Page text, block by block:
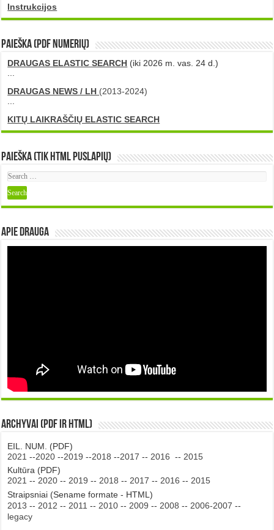
Instrukcijos
PAIEŠKA (PDF numerių)
DRAUGAS ELASTIC SEARCH (iki 2026 m. vas. 24 d.)
DRAUGAS NEWS / LH (2013-2024)
KITŲ LAIKRAŠČIŲ ELASTIC SEARCH
Paieška (tik HTML puslapių)
Apie DRAUGA
Archyvai (PDF ir HTML)
EIL. NUM. (PDF)
2021 --2020 --2019 --2018 --2017 -- 2016 -- 2015
Kultūra (PDF)
2021 -- 2020 -- 2019 -- 2018 -- 2017 -- 2016 -- 2015
Straipsniai (Sename formate - HTML)
2013 -- 2012 -- 2011 -- 2010 -- 2009 -- 2008 -- 2006-2007 --
legacy